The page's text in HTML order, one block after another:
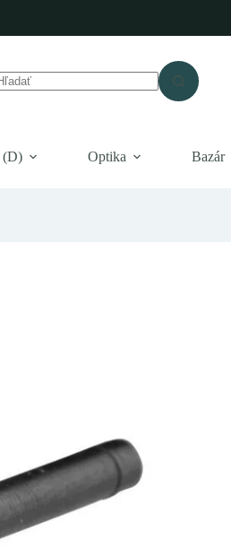
(D) Optika Bazár